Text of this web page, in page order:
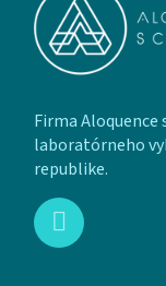
Firma
laboratórneho
republike.